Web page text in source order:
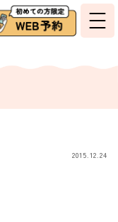
2015.12.24